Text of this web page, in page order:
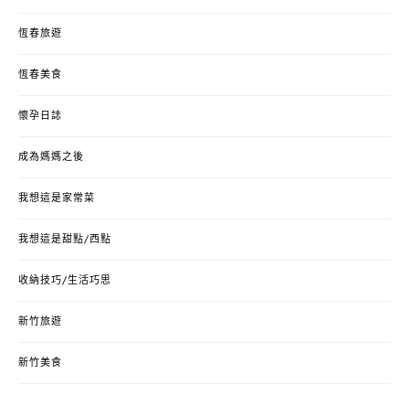
恆春旅遊
恆春美食
懷孕日誌
成為媽媽之後
我想這是家常菜
我想這是甜點/西點
收納技巧/生活巧思
新竹旅遊
新竹美食